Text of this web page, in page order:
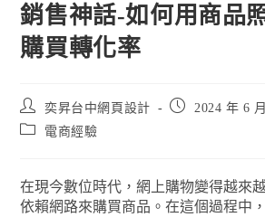
銷售神話-如何用商品
購買轉化率
奕昇台中網頁設計
2024 年 6
電商經驗
在現今數位時代，網上購物變得越來
依賴網路來購買商品。在這個過程中